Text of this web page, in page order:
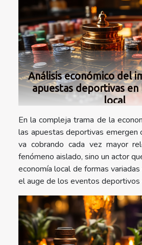
Análisis económico del
apuestas deportivas en
local
En la compleja trama de la
las apuestas deportivas emergen
va cobrando cada vez mayor
fenómeno aislado, sino un actor
economía local de formas
el auge de los eventos deportivos